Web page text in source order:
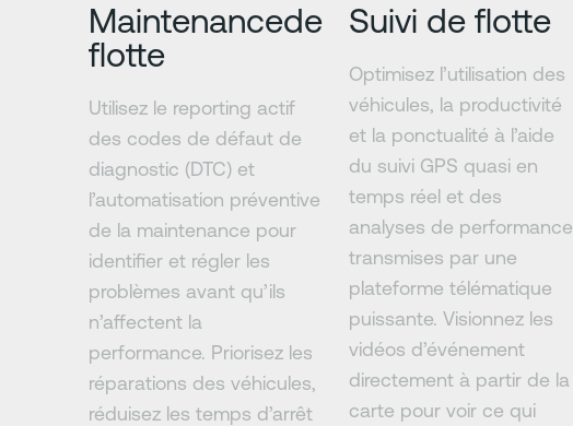
Maintenancede
flotte
Utilisez le reporting actif
des codes de défaut de
diagnostic (DTC) et
l’automatisation préventive
de la maintenance pour
identifier et régler les
problèmes avant qu’ils
n’affectent la
performance. Priorisez les
réparations des véhicules,
réduisez les temps d’arrêt
Suivi de flotte
Optimisez l’utilisation des
véhicules, la productivité
et la ponctualité à l’aide
du suivi GPS quasi en
temps réel et des
analyses de performance
transmises par une
plateforme télématique
puissante. Visionnez les
vidéos d’événement
directement à partir de la
carte pour voir ce qui